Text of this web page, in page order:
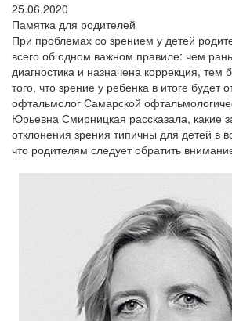
25.06.2020
Памятка для родителей
При проблемах со зрением у детей
всего об одном важном правиле: чем
диагностика и назначена коррекция, тем
того, что зрение у ребенка в итоге будет
офтальмолог Самарской
Юрьевна Смирницкая рассказала, какие
отклонения зрения типичны для детей в
что родителям следует обратить